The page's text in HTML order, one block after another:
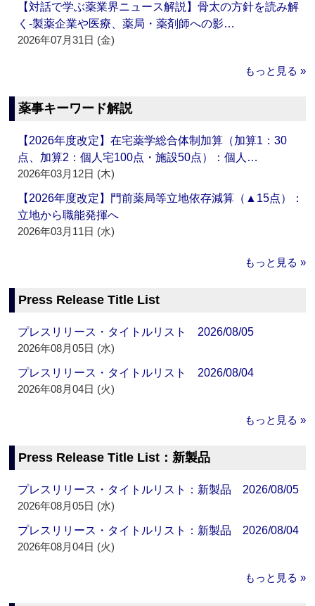
【対話で学ぶ薬業界ニュース解説】骨太の方針を読み解
く‐製薬企業や医療、薬局・薬剤師への影…
2026年07月31日 (金)
もっと見る »
薬事キーワード解説
【2026年度改定】在宅薬学総合体制加算（加算1：30
点、加算2：個人宅100点・施設50点）：個人…
2026年03月12日 (木)
【2026年度改定】門前薬局等立地依存減算（▲15点）：
立地から職能発揮へ
2026年03月11日 (水)
もっと見る »
Press Release Title List
プレスリリース・タイトルリスト 2026/08/05
2026年08月05日 (水)
プレスリリース・タイトルリスト 2026/08/04
2026年08月04日 (火)
もっと見る »
Press Release Title List：新製品
プレスリリース・タイトルリスト：新製品 2026/08/05
2026年08月05日 (水)
プレスリリース・タイトルリスト：新製品 2026/08/04
2026年08月04日 (火)
もっと見る »